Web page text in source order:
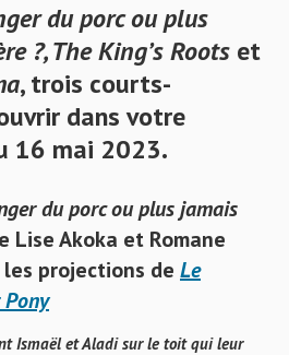
du porc ou plus
?, The King’s Roots et
, trois courts-
dans votre
16 mai 2023.
du porc ou plus jamais
Lise Akoka et Romane
projections de Le
Pony
Ismaël et Aladi sur le toit qui leur